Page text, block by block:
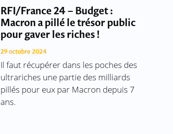
RFI/France 24 – Budget :
Macron a pillé le trésor public
pour gaver les riches !
29 octobre 2024
Il faut récupérer dans les poches des
ultrariches une partie des milliards
pillés pour eux par Macron depuis 7
ans.